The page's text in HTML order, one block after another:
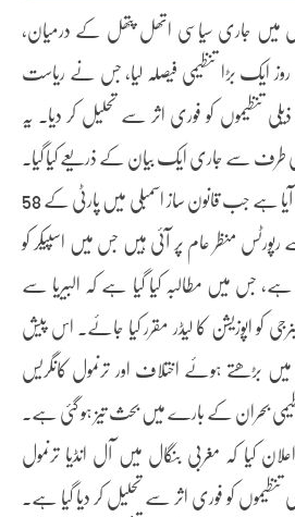
بنگال میں جاری سیاسی اتھل پتھل کے درمیان،
ایک بڑا تنظیمی فیصلہ لیا، جس نے ریاست
تنظیموں کو فوری اثر سے تحلیل کر دیا۔ یہ
طرف سے جاری ایک بیان کے ذریعے کیا گیا۔
یہ فیصلہ ایک ایسے وقت میں آیا ہے جب قانون ساز اسمبلی میں پارٹی کے 58
منظر عام پر آئی ہیں جس میں اسپیکر کو
جس میں مطالبہ کیا گیا ہے کہ البیریا سے
کو اپوزیشن کا لیڈر مقرر کیا جائے۔ اس پیش
بڑھتے ہوئے اختلاف اور ترنمول کانگریس
بحران کے بارے میں بحث تیز ہو گئی ہے۔
کیا کہ مغربی بنگال میں آل انڈیا ترنمول
تنظیموں کو فوری اثر سے تحلیل کر دیا گیا ہے۔